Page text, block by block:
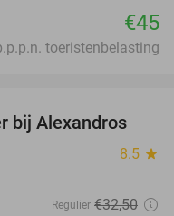
€45
toeristenbelasting
31%
bij Alexandros
8.5 star
Regulier €32,50